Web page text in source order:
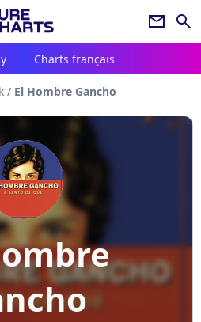
newsletter search
Charts français
/ El Hombre Gancho